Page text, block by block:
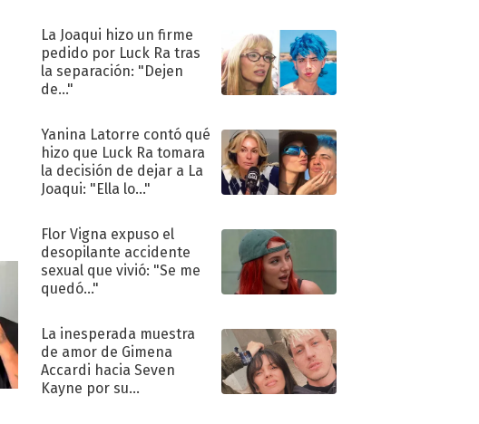
La Joaqui hizo un firme
pedido por Luck Ra tras
la separación: "Dejen
de..."
Yanina Latorre contó qué
hizo que Luck Ra tomara
la decisión de dejar a La
Joaqui: "Ella lo..."
Flor Vigna expuso el
desopilante accidente
sexual que vivió: "Se me
quedó..."
La inesperada muestra
de amor de Gimena
Accardi hacia Seven
Kayne por su